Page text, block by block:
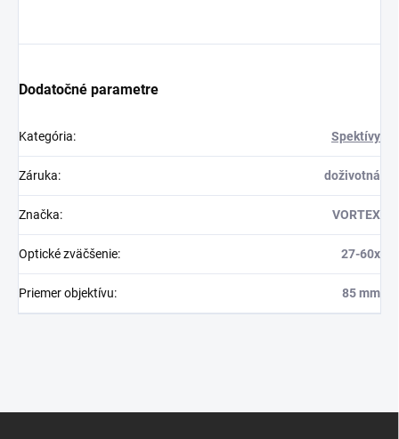
Dodatočné parametre
Kategória: Spektívy
Záruka: doživotná
Značka: VORTEX
Optické zväčšenie: 27-60x
Priemer objektívu: 85 mm